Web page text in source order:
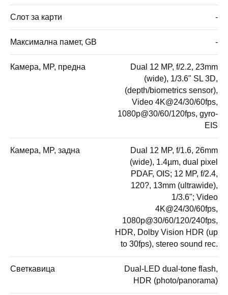
Слот за карти -
Максимална памет, GB -
Камера, MP, предна
Dual 12 MP, f/2.2, 23mm
(wide), 1/3.6" SL 3D,
(depth/biometrics sensor),
Video 4K@24/30/60fps,
1080p@30/60/120fps, gyro-
EIS
Камера, MP, задна
Dual 12 MP, f/1.6, 26mm
(wide), 1.4µm, dual pixel
PDAF, OIS; 12 MP, f/2.4,
120?, 13mm (ultrawide),
1/3.6"; Video
4K@24/30/60fps,
1080p@30/60/120/240fps,
HDR, Dolby Vision HDR (up
to 30fps), stereo sound rec.
Светкавица
Dual-LED dual-tone flash,
HDR (photo/panorama)